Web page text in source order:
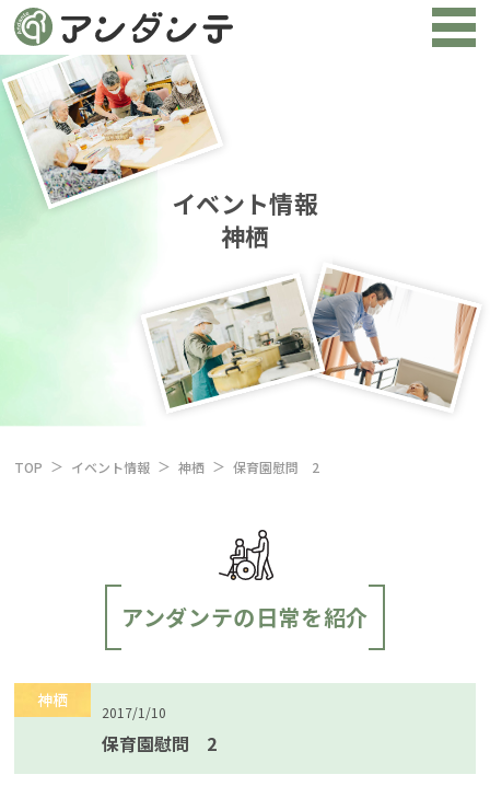
イベント情報
神栖
TOP イベント情報 神栖 保育園慰問 2
アンダンテの日常を紹介
神栖
2017/1/10
保育園慰問 2